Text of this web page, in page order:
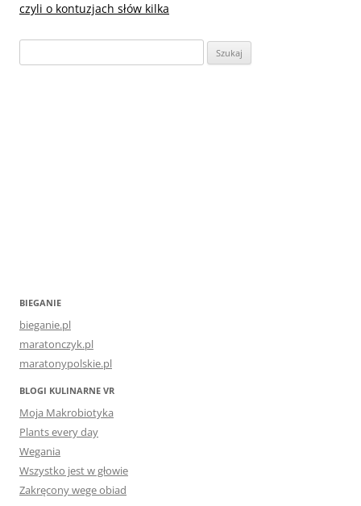
wpisu
czyli o kontuzjach słów kilka
BIEGANIE
bieganie.pl
maratonczyk.pl
maratonypolskie.pl
BLOGI KULINARNE VR
Moja Makrobiotyka
Plants every day
Wegania
Wszystko jest w głowie
Zakręcony wege obiad